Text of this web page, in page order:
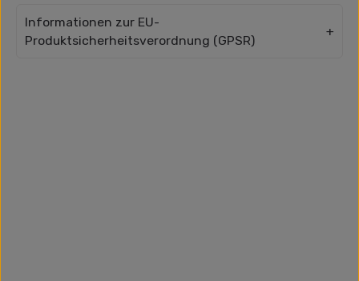
Informationen zur EU-
Produktsicherheitsverordnung (GPSR)